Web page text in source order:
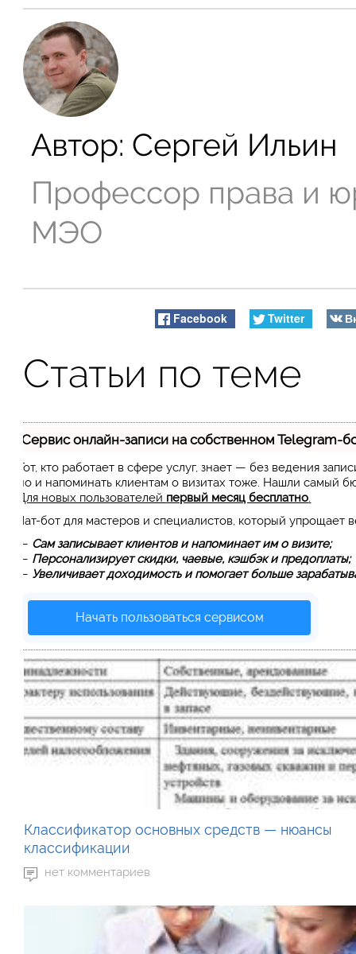
Автор: Сергей Ильин
Профессор права и
МЭО
Facebook Twitter
Статьи по теме
Сервис онлайн-записи на собственном Telegram-
Тот, кто работает в сфере услуг, знает — без ведения
но и напоминать клиентам о визитах тоже. Нашли самый
Для новых пользователей первый месяц бесплатно.
Чат-бот для мастеров и специалистов, который упрощает
— Сам записывает клиентов и напоминает им о визите;
— Персонализирует скидки, чаевые, кэшбэк и предоплаты;
— Увеличивает доходимость и помогает больше
Начать пользоваться сервисом
Классификатор основных средств — нюансы
классификации
нет комментариев